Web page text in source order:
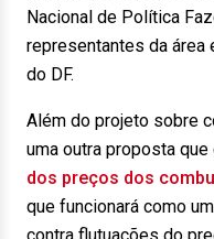
Nacional de Política
representantes da
do DF.
Além do projeto sobre
uma outra proposta que
dos preços dos
que funcionará como